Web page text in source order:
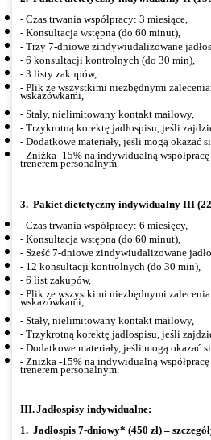
- Czas trwania współpracy: 3 miesiące,
- Konsultacja wstępna (do 60 minut),
- Trzy 7-dniowe zindywiudalizowane
- 6 konsultacji kontrolnych (do 30 min),
- 3 listy zakupów,
- Plik ze wszystkimi niezbędnymi
wskazówkami,
- Stały, nielimitowany kontakt mailowy,
- Trzykrotną korektę jadłospisu, jeśli
- Dodatkowe materiały, jeśli mogą okazać
- Zniżka -15% na indywidualną
trenerem personalnym.
3. Pakiet dietetyczny indywidualny III
- Czas trwania współpracy: 6 miesięcy,
- Konsultacja wstępna (do 60 minut),
- Sześć 7-dniowe zindywiudalizowane
- 12 konsultacji kontrolnych (do 30 min),
- 6 list zakupów,
- Plik ze wszystkimi niezbędnymi
wskazówkami,
- Stały, nielimitowany kontakt mailowy,
- Trzykrotną korektę jadłospisu, jeśli
- Dodatkowe materiały, jeśli mogą okazać
- Zniżka -15% na indywidualną
trenerem personalnym.
III.Jadłospisy indywidualne:
1. Jadłospis 7-dniowy* (450 zł) –